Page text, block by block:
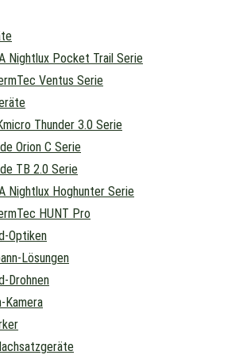
Nightlux Pocket Trail Serie
Ventus Serie
Thunder 3.0 Serie
Orion C Serie
TB 2.0 Serie
Nightlux Hoghunter Serie
HUNT Pro
Optiken
Lösungen
Drohnen
Kamera